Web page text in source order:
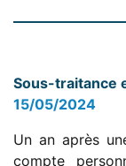
Sous-traitance
15/05/2024
Un an après
compte